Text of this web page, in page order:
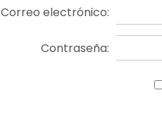
Correo electrónico:
Contraseña: